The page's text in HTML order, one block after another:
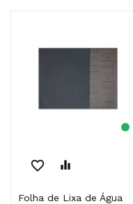
favorite_border equalizer
Folha de Lixa de Água